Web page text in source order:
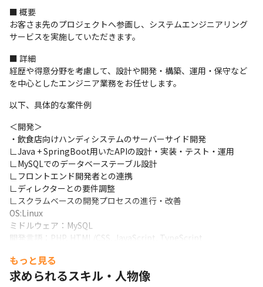
■ 概要
お客さま先のプロジェクトへ参画し、システムエンジニアリング
サービスを実施していただきます。
■ 詳細
経歴や得意分野を考慮して、設計や開発・構築、運用・保守など
を中心としたエンジニア業務をお任せします。
以下、具体的な案件例
＜開発＞
・飲食店向けハンディシステムのサーバーサイド開発
∟Java + SpringBoot用いたAPIの設計・実装・テスト・運用
∟MySQLでのデータベーステーブル設計
∟フロントエンド開発者との連携
∟ディレクターとの要件調整
∟スクラムベースの開発プロセスの進行・改善
OS:Linux
ミドルウェア：MySQL
開発言語：PHP, HTML/CSS, JavaScript, TypeScript
JS FW: React, Redux, Jest
OS：MySQL、AWS
もっと見る
求められるスキル・人物像